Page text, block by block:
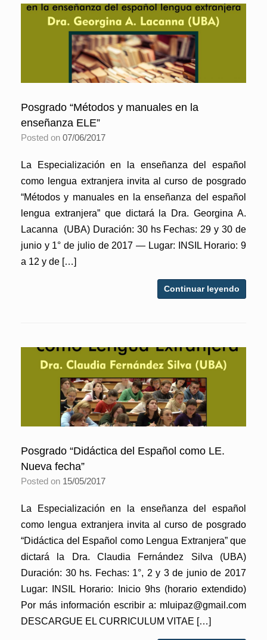
Posgrado “Métodos y manuales en la
enseñanza ELE”
Posted on 07/06/2017
La Especialización en la enseñanza del español
como lengua extranjera invita al curso de posgrado
“Métodos y manuales en la enseñanza del español
lengua extranjera” que dictará la Dra. Georgina A.
Lacanna (UBA) Duración: 30 hs Fechas: 29 y 30 de
junio y 1° de julio de 2017 — Lugar: INSIL Horario: 9
a 12 y de […]
Continuar leyendo
Posgrado “Didáctica del Español como LE.
Nueva fecha”
Posted on 15/05/2017
La Especialización en la enseñanza del español
como lengua extranjera invita al curso de posgrado
“Didáctica del Español como Lengua Extranjera” que
dictará la Dra. Claudia Fernández Silva (UBA)
Duración: 30 hs. Fechas: 1°, 2 y 3 de junio de 2017
Lugar: INSIL Horario: Inicio 9hs (horario extendido)
Por más información escribir a: mluipaz@gmail.com
DESCARGUE EL CURRICULUM VITAE […]